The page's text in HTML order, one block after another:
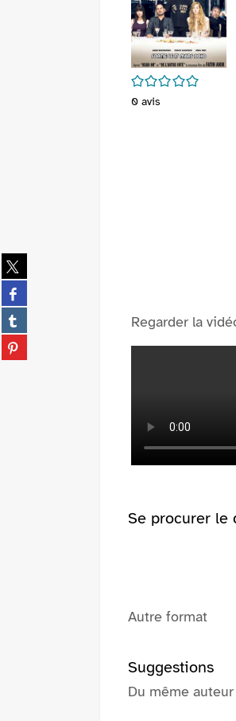
Partager
sur
twitter
(Nouvelle
fenêtre)
Partager
sur
facebook
(Nouvelle
fenêtre)
Partager
sur
tumblr
Partager
sur
/5
0 avis
Regarder la
Se procurer le
Autre format
Suggestions
Du même auteur